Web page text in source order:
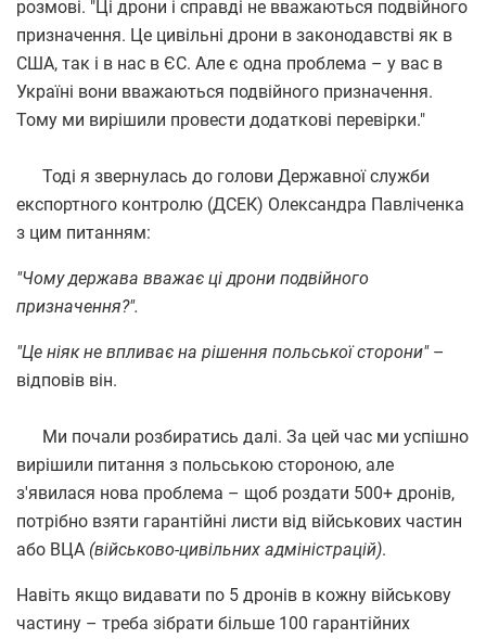
розмові. "Ці дрони і справді не вважаються подвійного
призначення. Це цивільні дрони в законодавстві як в
США, так і в нас в ЄС. Але є одна проблема – у вас в
Україні вони вважаються подвійного призначення.
Тому ми вирішили провести додаткові перевірки."
Тоді я звернулась до голови Державної служби
експортного контролю (ДСЕК) Олександра Павліченка
з цим питанням:
"Чому держава вважає ці дрони подвійного
призначення?".
"Це ніяк не впливає на рішення польської сторони" –
відповів він.
Ми почали розбиратись далі. За цей час ми успішно
вирішили питання з польською стороною, але
з'явилася нова проблема – щоб роздати 500+ дронів,
потрібно взяти гарантійні листи від військових частин
або ВЦА (військово-цивільних адміністрацій).
Навіть якщо видавати по 5 дронів в кожну військову
частину – треба зібрати більше 100 гарантійних